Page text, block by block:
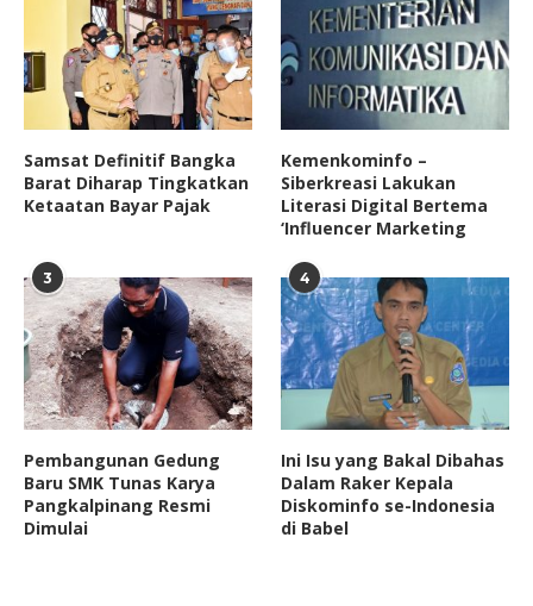
Samsat Definitif Bangka
Barat Diharap Tingkatkan
Ketaatan Bayar Pajak
Kemenkominfo –
Siberkreasi Lakukan
Literasi Digital Bertema
‘Influencer Marketing
3
Pembangunan Gedung
Baru SMK Tunas Karya
Pangkalpinang Resmi
Dimulai
4
Ini Isu yang Bakal Dibahas
Dalam Raker Kepala
Diskominfo se-Indonesia
di Babel